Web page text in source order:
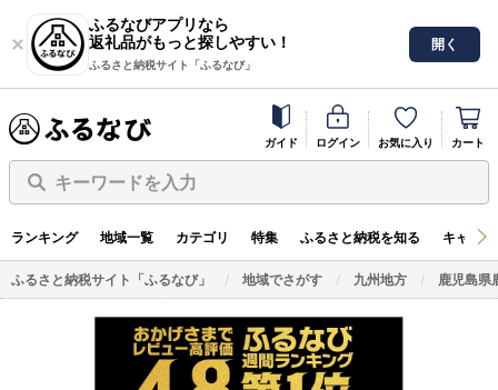
ふるなびアプリなら
返礼品がもっと探しやすい！
ふるさと納税サイト「ふるなび」
開く
ガイド ログイン お気に入り カート
キーワードを入力
ランキング 地域一覧 カテゴリ 特集 ふるさと納税を知る キャン
ふるさと納税サイト「ふるなび」 地域でさがす 九州地方 鹿児島県